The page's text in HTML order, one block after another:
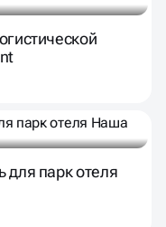
для парк отеля